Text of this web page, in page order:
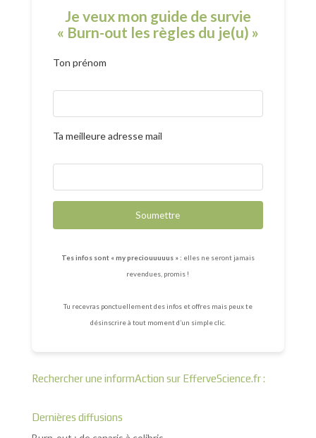
Je veux mon guide de survie
« Burn-out les règles du je(u) »
Ton prénom
Ta meilleure adresse mail
Soumettre
Tes infos sont « my preciouuuuus » : elles ne seront jamais
revendues, promis !
Tu recevras ponctuellement des infos et offres mais peux te
désinscrire à tout moment d’un simple clic.
Rechercher une informAction sur EfferveScience.fr :
Dernières diffusions